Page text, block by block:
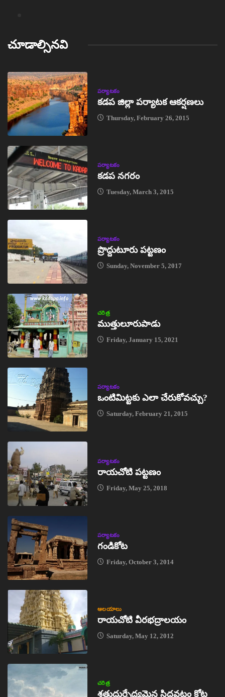
చూడాల్సినవి
పర్యాటకం
కడప జిల్లా పర్యాటక ఆకర్షణలు
Thursday, February 26, 2015
పర్యాటకం
కడప నగరం
Tuesday, March 3, 2015
పర్యాటకం
ప్రొద్దుటూరు పట్టణం
Sunday, November 5, 2017
చరిత్ర
ముత్తులూరుపాడు
Friday, January 15, 2021
పర్యాటకం
ఒంటిమిట్టకు ఎలా చేరుకోవచ్చు?
Saturday, February 21, 2015
పర్యాటకం
రాయచోటి పట్టణం
Friday, May 25, 2018
పర్యాటకం
గండికోట
Friday, October 3, 2014
ఆలయాలు
రాయచోటి వీరభద్రాలయం
Saturday, May 12, 2012
చరిత్ర
శత్రుదుర్భేద్యమైన సిద్ధవటం కోట